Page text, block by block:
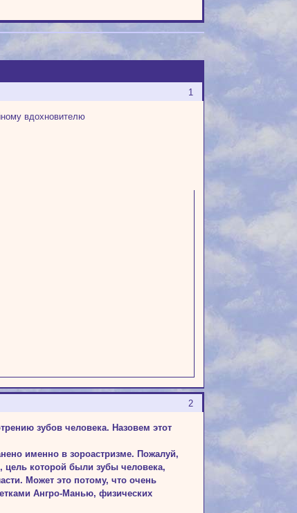
1
вдохновителю
2
зубов человека. Назовем этот
именно в зороастризме. Пожалуй,
цель которой были зубы человека,
Может это потому, что очень
Ангро-Манью, физических